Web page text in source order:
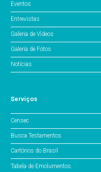
Eventos
Entrevistas
Galeria de Vídeos
Galeria de Fotos
Notícias
Serviços
Censec
Busca Testamentos
Cartórios do Brasil
Tabela de Emolumentos